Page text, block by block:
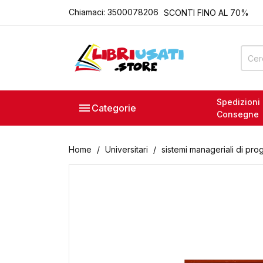
Chiamaci: 3500078206 SCONTI FINO AL 70%
P.IVA 15111121008
ROMA - VIA ACQUA
ACQUISTO E VENDITA
P.IVA 15111121008
 Categorie
Spedizioni
Consegne
Home Universitari sistemi manageriali di